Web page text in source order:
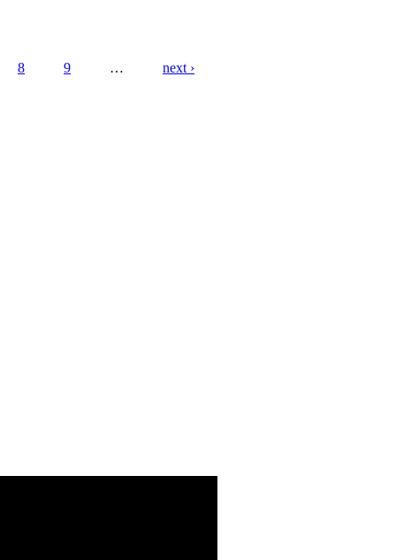
8
9 … next ›